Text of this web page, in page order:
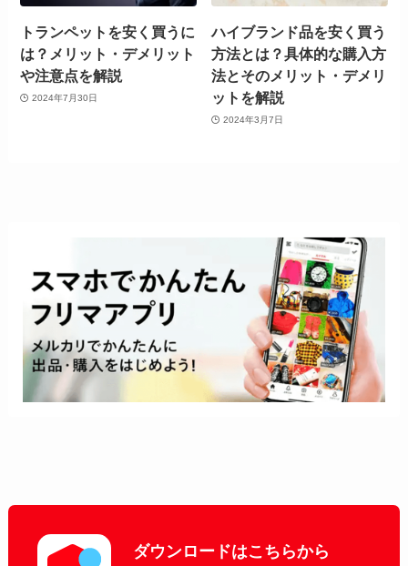
トランペットを安く買うに
は？メリット・デメリット
や注意点を解説
2024年7月30日
ハイブランド品を安く買う
方法とは？具体的な購入方
法とそのメリット・デメリ
ットを解説
2024年3月7日
ダウンロードはこちらから